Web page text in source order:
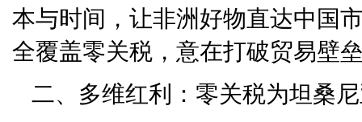
本与时间，让非洲好物直达中国
全覆盖零关税，意在打破贸易壁
二、多维红利：零关税为坦桑